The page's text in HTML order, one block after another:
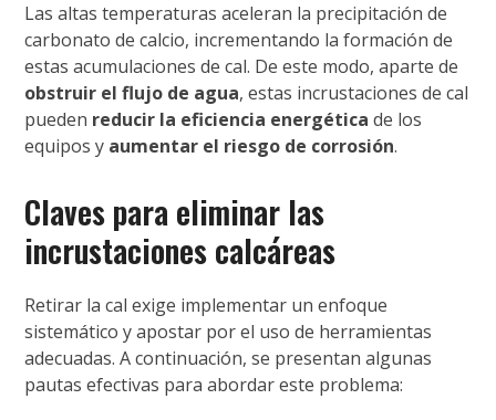
Las altas temperaturas aceleran la precipitación de
carbonato de calcio, incrementando la formación de
estas acumulaciones de cal. De este modo, aparte de
obstruir el flujo de agua, estas incrustaciones de cal
pueden reducir la eficiencia energéticade los
equipos y aumentar el riesgo de corrosión.
Claves para eliminar las
incrustaciones calcáreas
Retirar la cal exige implementar un enfoque
sistemático y apostar por el uso de herramientas
adecuadas. A continuación, se presentan algunas
pautas efectivas para abordar este problema: